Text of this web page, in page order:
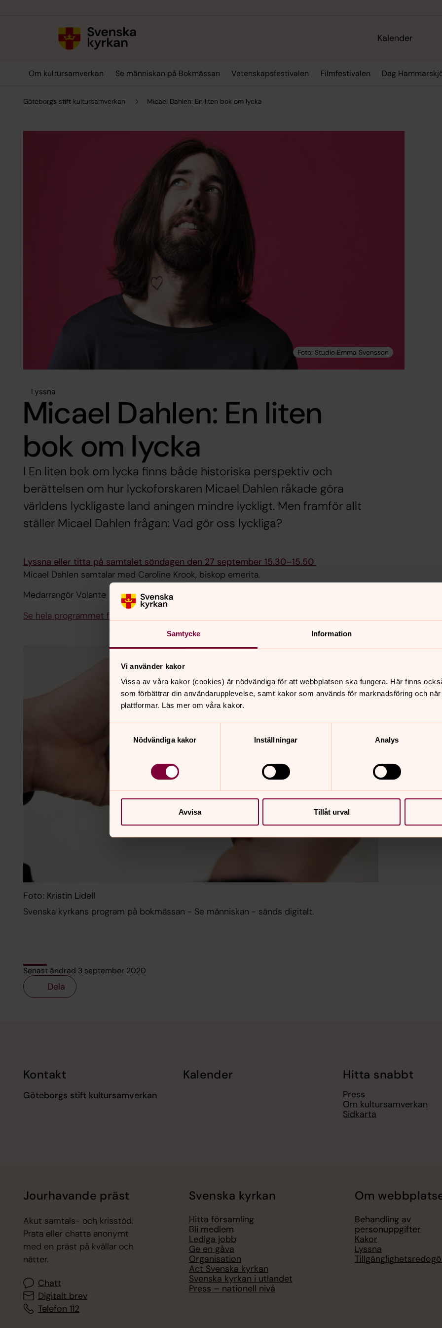
Samtycke Information
Vi använder kakor
Vissa av våra kakor (cookies) är nödvändiga för att webbplatsen ska fungera. Här finns
som förbättrar din användarupplevelse, samt kakor som används för marknadsföring och
plattformar. Läs mer om våra kakor.
Nödvändiga kakor
Inställningar Analys
Avvisa Tillåt urval
Kalender
Om kultursamverkan Se människan på Bokmässan Vetenskapsfestivalen Filmfestivalen Dag
Göteborgs stift kultursamverkan Micael Dahlen: En liten bok om lycka
Lyssna
Micael Dahlen: En liten
bok om lycka
I En liten bok om lycka finns både historiska perspektiv och
berättelsen om hur lyckoforskaren Micael Dahlen råkade göra
världens lyckligaste land aningen mindre lyckligt. Men framför allt
ställer Micael Dahlen frågan: Vad gör oss lyckliga?
Lyssna eller titta på samtalet söndagen den 27 september 15.30–15.50
Micael Dahlen samtalar med Caroline Krook, biskop emerita.
Medarrangör Volante
Se hela programmet för Se människan här
Foto: Kristin Lidell
Svenska kyrkans program på bokmässan - Se människan - sänds digitalt.
Senast ändrad 3 september 2020
Dela
Kontakt
Göteborgs stift kultursamverkan
Kalender Hitta snabbt
Press
Om kultursamverkan
Sidkarta
Jourhavande präst
Akut samtals- och krisstöd.
Prata eller chatta anonymt
med en präst på kvällar och
nätter.
Chatt
Digitalt brev
Telefon 112
Svenska kyrkan
Hitta församling
Bli medlem
Lediga jobb
Ge en gåva
Organisation
Act Svenska kyrkan
Svenska kyrkan i utlandet
Press – nationell nivå
Om
Behandling av
personuppgifter
Kakor
Lyssna